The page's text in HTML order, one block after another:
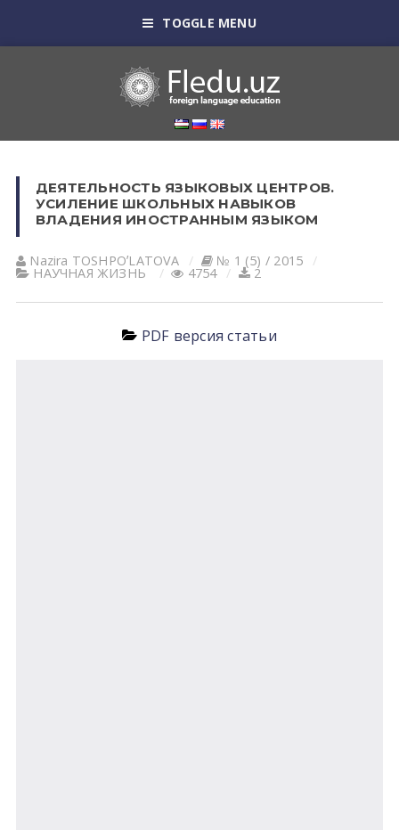
TOGGLE MENU
ДЕЯТЕЛЬНОСТЬ ЯЗЫКОВЫХ ЦЕНТРОВ.
УСИЛЕНИЕ ШКОЛЬНЫХ НАВЫКОВ
ВЛАДЕНИЯ ИНОСТРАННЫМ ЯЗЫКОМ
Nazira TOSHPOʼLАTOVА № 1 (5) / 2015
НАУЧНАЯ ЖИЗНЬ 4754 2
PDF версия статьи